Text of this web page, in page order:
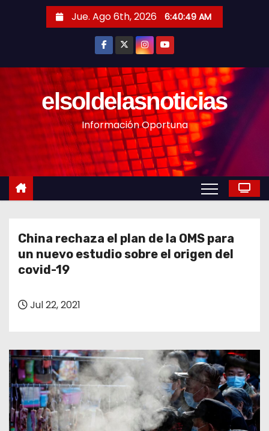
n
Jue. Ago 6th, 2026 6:40:51 AM
elsoldelasnoticias
Información Oportuna
China rechaza el plan de la OMS para
un nuevo estudio sobre el origen del
covid-19
Jul 22, 2021